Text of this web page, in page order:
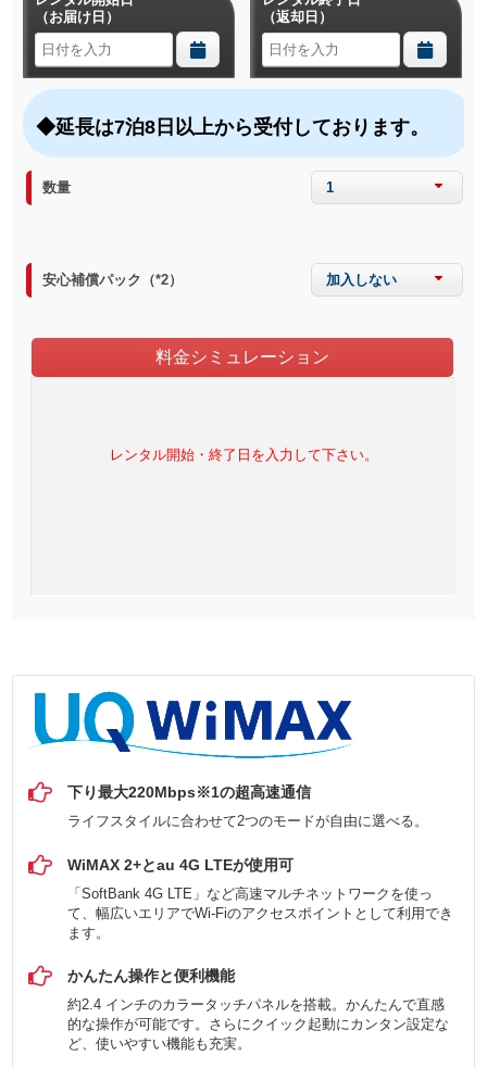
（お届け日）
（返却日）
◆延長は7泊8日以上から受付しております。
数量 1
安心補償パック（*2） 加入しない
料金シミュレーション
レンタル開始・終了日を入力して下さい。
下り最大220Mbps※1の超高速通信
ライフスタイルに合わせて2つのモードが自由に選べる。
WiMAX 2+とau 4G LTEが使用可
「SoftBank 4G LTE」など高速マルチネットワークを使っ
て、幅広いエリアでWi-Fiのアクセスポイントとして利用でき
ます。
かんたん操作と便利機能
約2.4 インチのカラータッチパネルを搭載。かんたんで直感
的な操作が可能です。さらにクイック起動にカンタン設定な
ど、使いやすい機能も充実。